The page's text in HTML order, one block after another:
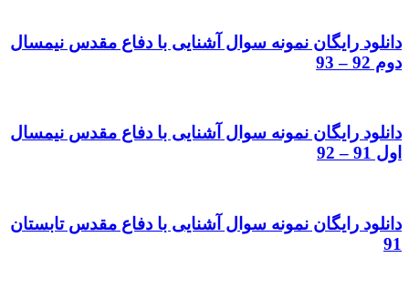
دانلود رایگان نمونه سوال آشنایی با دفاع مقدس نیمسال
دوم 92 – 93
دانلود رایگان نمونه سوال آشنایی با دفاع مقدس نیمسال
اول 91 – 92
دانلود رایگان نمونه سوال آشنایی با دفاع مقدس تابستان
91